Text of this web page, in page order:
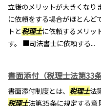
立後のメリットが大きくなり
に依頼をする場合がほとんど
トと税理士に依頼するメリッ
す。 ■司法書士に依頼する...
書面添付（税理士法第33
書面添付制度とは、 税理士法
税理士法第35条に規定する意